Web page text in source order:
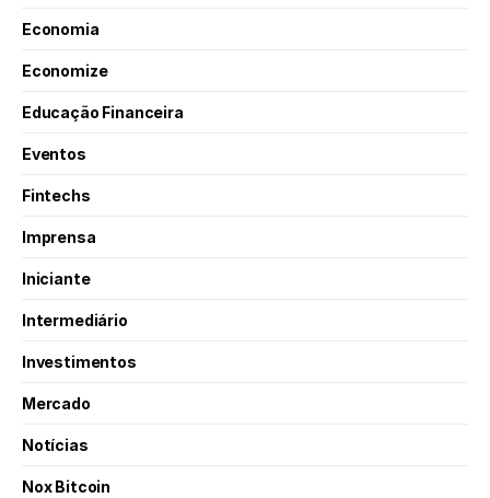
Economia
Economize
Educação Financeira
Eventos
Fintechs
Imprensa
Iniciante
Intermediário
Investimentos
Mercado
Notícias
Nox Bitcoin